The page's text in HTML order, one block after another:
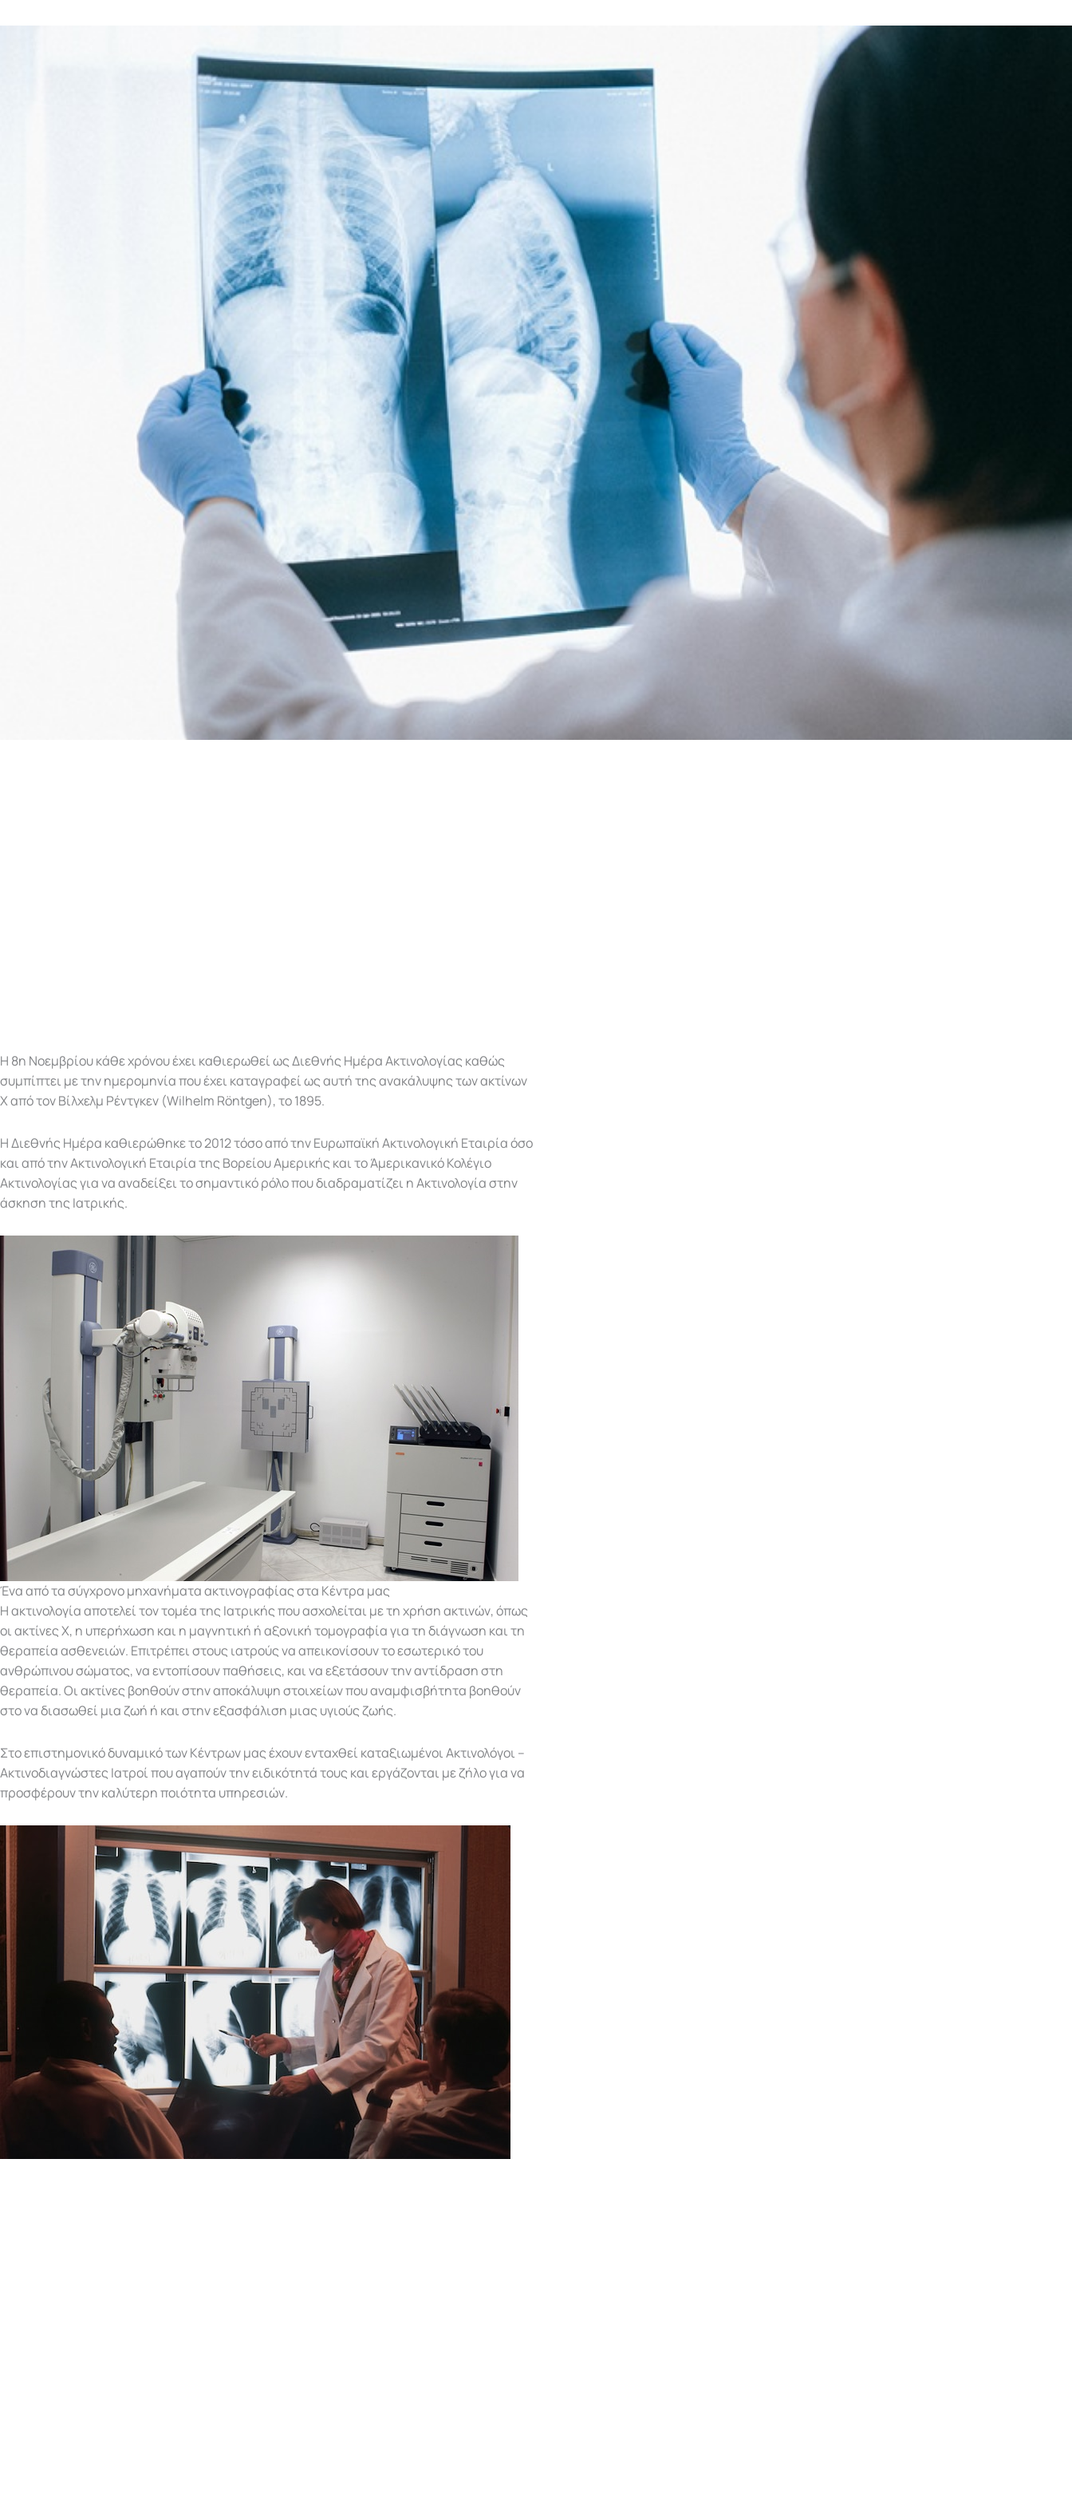
Η 8η Νοεμβρίου κάθε χρόνου έχει καθιερωθεί ως Διεθνής Ημέρα Ακτινολογίας καθώς
συμπίπτει με την ημερομηνία που έχει καταγραφεί ως αυτή της ανακάλυψης των ακτίνων
Χ από τον Βίλχελμ Ρέντγκεν (Wilhelm Röntgen), το 1895.
Η Διεθνής Ημέρα καθιερώθηκε το 2012 τόσο από την Ευρωπαϊκή Ακτινολογική Εταιρία όσο
και από την Ακτινολογική Εταιρία της Βορείου Αμερικής και το Άμερικανικό Κολέγιο
Ακτινολογίας για να αναδείξει το σημαντικό ρόλο που διαδραματίζει η Ακτινολογία στην
άσκηση της Ιατρικής.
Ένα από τα σύγχρονο μηχανήματα ακτινογραφίας στα Κέντρα μας
Η ακτινολογία αποτελεί τον τομέα της Ιατρικής που ασχολείται με τη χρήση ακτινών, όπως
οι ακτίνες X, η υπερήχωση και η μαγνητική ή αξονική τομογραφία για τη διάγνωση και τη
θεραπεία ασθενειών. Επιτρέπει στους ιατρούς να απεικονίσουν το εσωτερικό του
ανθρώπινου σώματος, να εντοπίσουν παθήσεις, και να εξετάσουν την αντίδραση στη
θεραπεία. Οι ακτίνες βοηθούν στην αποκάλυψη στοιχείων που αναμφισβήτητα βοηθούν
στο να διασωθεί μια ζωή ή και στην εξασφάλιση μιας υγιούς ζωής.
Στο επιστημονικό δυναμικό των Κέντρων μας έχουν ενταχθεί καταξιωμένοι Ακτινολόγοι –
Ακτινοδιαγνώστες Ιατροί που αγαπούν την ειδικότητά τους και εργάζονται με ζήλο για να
προσφέρουν την καλύτερη ποιότητα υπηρεσιών.